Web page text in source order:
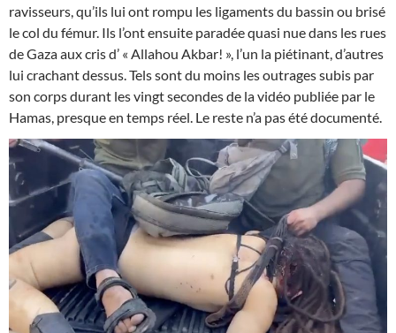
ravisseurs, qu’ils lui ont rompu les ligaments du bassin ou brisé
le col du fémur. Ils l’ont ensuite paradée quasi nue dans les rues
de Gaza aux cris d’ « Allahou Akbar! », l’un la piétinant, d’autres
lui crachant dessus. Tels sont du moins les outrages subis par
son corps durant les vingt secondes de la vidéo publiée par le
Hamas, presque en temps réel. Le reste n’a pas été documenté.